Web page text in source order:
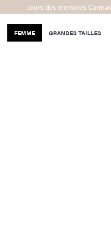
Jours des membres
FEMME GRANDES TAILLES